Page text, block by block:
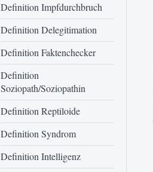
Definition Impfdurchbruch
Definition Delegitimation
Definition Faktenchecker
Definition
Soziopath/Soziopathin
Definition Reptiloide
Definition Syndrom
Definition Intelligenz